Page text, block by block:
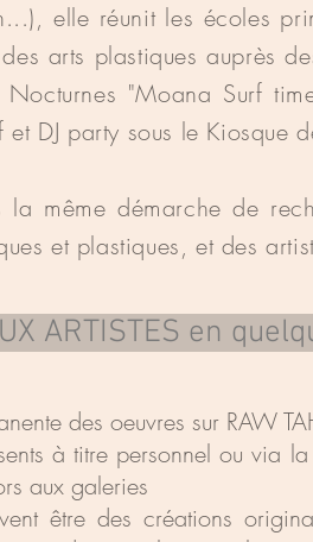
elle réunit les écoles
arts plastiques auprès
"Moana Surf
DJ party sous le Kiosque
la même démarche de
et plastiques, et des
ARTISTES en
des oeuvres sur RAW
à titre personnel ou via
aux galeries
être des créations